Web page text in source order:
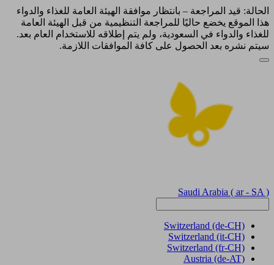
الحالة: قيد المراجعة – بانتظار موافقة الهيئة العامة للغذاء والدواء
هذا الموقع يخضع حاليًا للمراجعة التنظيمية من قبل الهيئة العامة
للغذاء والدواء في السعودية، ولم يتم إطلاقه للاستخدام العام بعد.
سيتم نشره بعد الحصول على كافة الموافقات اللازمة.
Saudi Arabia ( ar - SA )
Switzerland (de-CH)
Switzerland (it-CH)
Switzerland (fr-CH)
Austria (de-AT)